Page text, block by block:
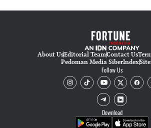
About UsEditorial TeamContact Us
Pedoman Media SiberIndex
Follow Us
Download